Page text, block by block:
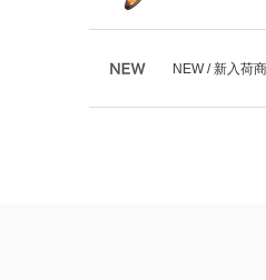
NEW / 新入荷